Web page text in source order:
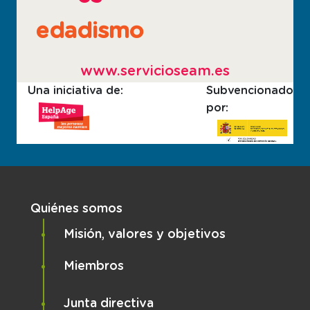
edadismo
www.servicioseam.es
Una iniciativa de:
Subvencionado
por:
Navegación principal
Quiénes somos
Misión, valores y objetivos
Miembros
Junta directiva